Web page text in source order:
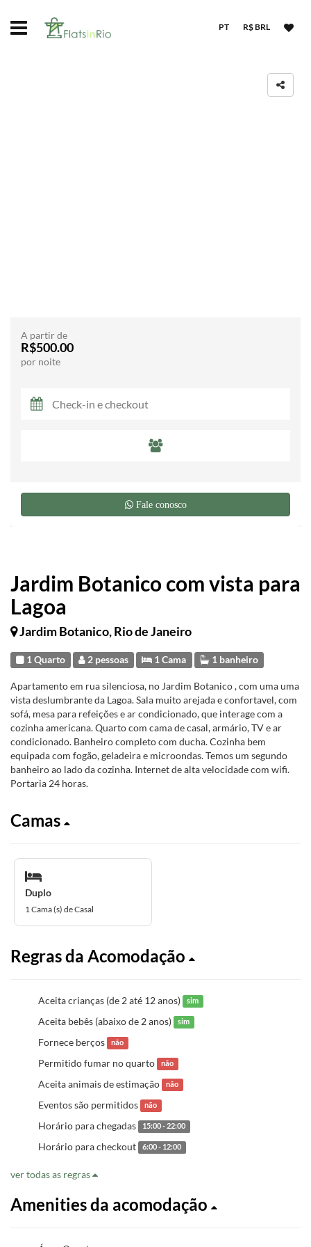
PT R$ BRL
Jardim Botanico com vista para
Lagoa
Jardim Botanico, Rio de Janeiro
1 Quarto 2 pessoas 1 Cama 1 banheiro
Apartamento em rua silenciosa, no Jardim Botanico , com uma uma
vista deslumbrante da Lagoa. Sala muito arejada e confortavel, com
sofá, mesa para refeições e ar condicionado, que interage com a
cozinha americana. Quarto com cama de casal, armário, TV e ar
condicionado. Banheiro completo com ducha. Cozinha bem
equipada com fogão, geladeira e microondas. Temos um segundo
banheiro ao lado da cozinha. Internet de alta velocidade com wifi.
Portaria 24 horas.
Camas
Duplo
1 Cama (s) de Casal
Regras da Acomodação
Aceita crianças (de 2 até 12 anos) sim
Aceita bebês (abaixo de 2 anos) sim
Fornece berços não
Permitido fumar no quarto não
Aceita animais de estimação não
Eventos são permitidos não
Horário para chegadas 15:00 - 22:00
Horário para checkout 6:00 - 12:00
ver todas as regras
Amenities da acomodação
A partir de
R$500.00
por noite
Fale conosco